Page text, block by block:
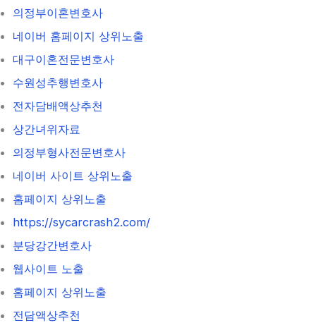
의정부이혼변호사
네이버 홈페이지 상위노출
대구이혼전문변호사
수원성추행변호사
전자담배액상추천
상간녀위자료
의정부형사전문변호사
네이버 사이트 상위노출
홈페이지 상위노출
https://sycarcrash2.com/
분당강간변호사
웹사이트 노출
홈페이지 상위노출
전담액상추천